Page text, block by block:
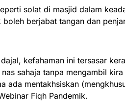
solat di masjid dalam
berjabat tangan dan
kefahaman ini tersasar
sahaja tanpa mengambil
ada mentakhsiskan
Fiqh Pandemik.